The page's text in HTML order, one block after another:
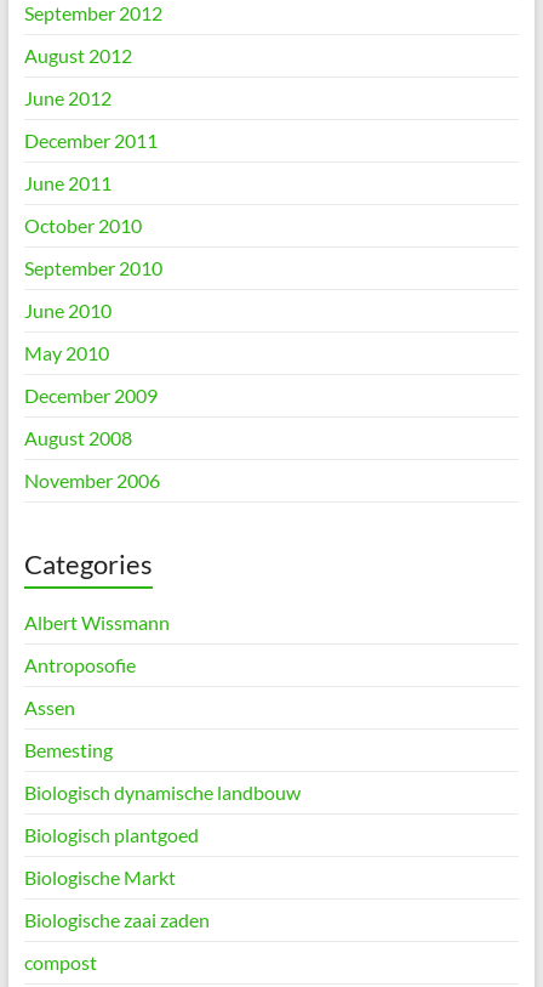
September 2012
August 2012
June 2012
December 2011
June 2011
October 2010
September 2010
June 2010
May 2010
December 2009
August 2008
November 2006
Categories
Albert Wissmann
Antroposofie
Assen
Bemesting
Biologisch dynamische landbouw
Biologisch plantgoed
Biologische Markt
Biologische zaai zaden
compost